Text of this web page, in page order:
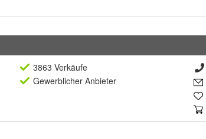
3863 Verkäufe
Gewerblicher Anbieter